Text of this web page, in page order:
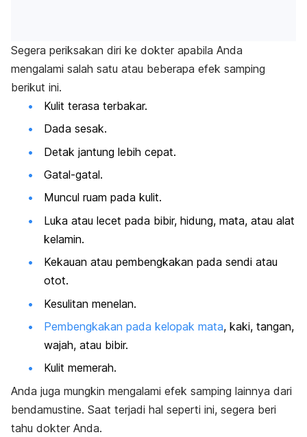
Segera periksakan diri ke dokter apabila Anda
mengalami salah satu atau beberapa efek samping
berikut ini.
Kulit terasa terbakar.
Dada sesak.
Detak jantung lebih cepat.
Gatal-gatal.
Muncul ruam pada kulit.
Luka atau lecet pada bibir, hidung, mata, atau alat
kelamin.
Kekauan atau pembengkakan pada sendi atau
otot.
Kesulitan menelan.
Pembengkakan pada kelopak mata, kaki, tangan,
wajah, atau bibir.
Kulit memerah.
Anda juga mungkin mengalami efek samping lainnya dari
bendamustine. Saat terjadi hal seperti ini, segera beri
tahu dokter Anda.